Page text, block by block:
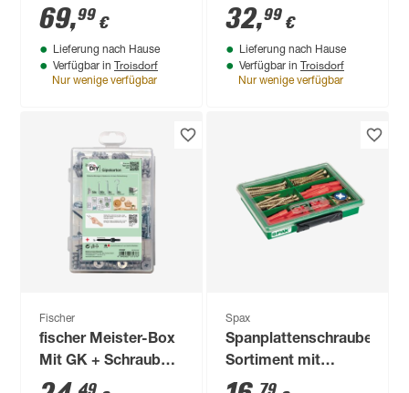
teilig
69,99 €
Lieferung nach Hause
Verfügbar in Troisdorf
Nur wenige verfügbar
teilig
32,99 €
Lieferung nach Hause
Verfügbar in Troisdorf
Nur wenige verfügbar
Fischer
fischer Meister-Box
Mit GK + Schrauben
+ Haken 101-teilig
Spax
Spanplattenschrauben-
Sortiment mit
Dübeln 130-tlg.